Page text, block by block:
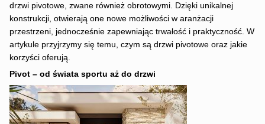
drzwi pivotowe, zwane również obrotowymi. Dzięki unikalnej
konstrukcji, otwierają one nowe możliwości w aranżacji
przestrzeni, jednocześnie zapewniając trwałość i praktyczność. W
artykule przyjrzymy się temu, czym są drzwi pivotowe oraz jakie
korzyści oferują.
Pivot – od świata sportu aż do drzwi